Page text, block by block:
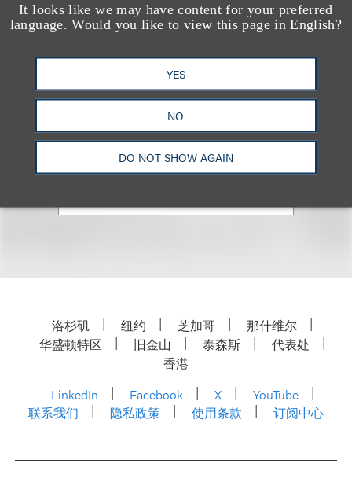
It looks like we may have content for your preferred
language. Would you like to view this page in English?
YES
NO
DO NOT SHOW AGAIN
William J. (Bill) Voller
+1.312.464.3143
洛杉矶 纽约 芝加哥
那什维尔
华盛顿特区
旧金山 泰森斯
代表处
香港
LinkedIn
Facebook X
YouTube
联系我们
隐私政策 使用条款 订阅中心